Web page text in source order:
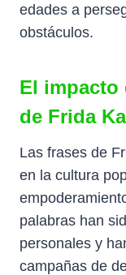
edades a
obstáculos.
El impacto
de Frida
Las frases de
en la cultura
palabras han
personales y
campañas de